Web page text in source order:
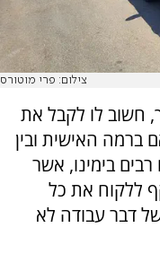
צילום: פרי מוטורס
חשוב לו לקבל את
ברמה האישית ובין
בימינו, אשר
ללקוח את כל
דבר עבודה לא